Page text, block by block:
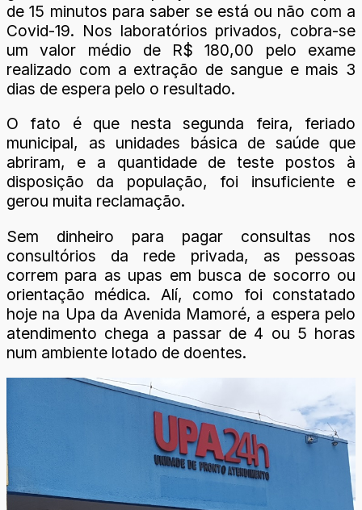
de 15 minutos para saber se está ou não com a
Covid-19. Nos laboratórios privados, cobra-se
um valor médio de R$ 180,00 pelo exame
realizado com a extração de sangue e mais 3
dias de espera pelo o resultado.
O fato é que nesta segunda feira, feriado
municipal, as unidades básica de saúde que
abriram, e a quantidade de teste postos à
disposição da população, foi insuficiente e
gerou muita reclamação.
Sem dinheiro para pagar consultas nos
consultórios da rede privada, as pessoas
correm para as upas em busca de socorro ou
orientação médica. Alí, como foi constatado
hoje na Upa da Avenida Mamoré, a espera pelo
atendimento chega a passar de 4 ou 5 horas
num ambiente lotado de doentes.